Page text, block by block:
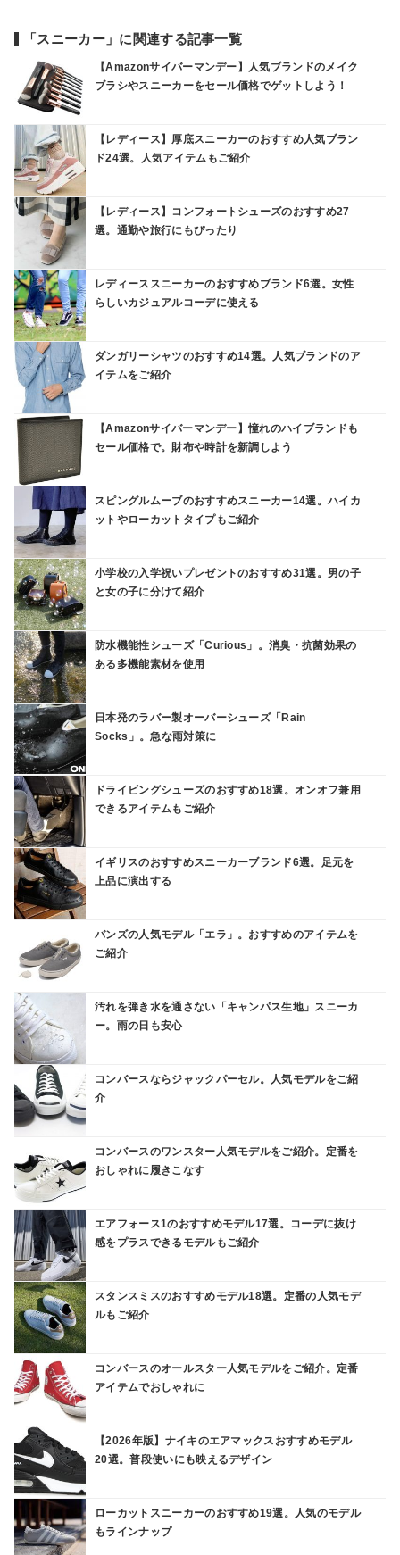
「スニーカー」に関連する記事一覧
【Amazonサイバーマンデー】人気ブランドのメイク
ブラシやスニーカーをセール価格でゲットしよう！
【レディース】厚底スニーカーのおすすめ人気ブラン
ド24選。人気アイテムもご紹介
【レディース】コンフォートシューズのおすすめ27
選。通勤や旅行にもぴったり
レディーススニーカーのおすすめブランド6選。女性
らしいカジュアルコーデに使える
ダンガリーシャツのおすすめ14選。人気ブランドのア
イテムをご紹介
【Amazonサイバーマンデー】憧れのハイブランドも
セール価格で。財布や時計を新調しよう
スピングルムーブのおすすめスニーカー14選。ハイカ
ットやローカットタイプもご紹介
小学校の入学祝いプレゼントのおすすめ31選。男の子
と女の子に分けて紹介
防水機能性シューズ「Curious」。消臭・抗菌効果の
ある多機能素材を使用
日本発のラバー製オーバーシューズ「Rain
Socks」。急な雨対策に
ドライビングシューズのおすすめ18選。オンオフ兼用
できるアイテムもご紹介
イギリスのおすすめスニーカーブランド6選。足元を
上品に演出する
バンズの人気モデル「エラ」。おすすめのアイテムを
ご紹介
汚れを弾き水を通さない「キャンパス生地」スニーカ
ー。雨の日も安心
コンバースならジャックパーセル。人気モデルをご紹
介
コンバースのワンスター人気モデルをご紹介。定番を
おしゃれに履きこなす
エアフォース1のおすすめモデル17選。コーデに抜け
感をプラスできるモデルもご紹介
スタンスミスのおすすめモデル18選。定番の人気モデ
ルもご紹介
コンバースのオールスター人気モデルをご紹介。定番
アイテムでおしゃれに
【2026年版】ナイキのエアマックスおすすめモデル
20選。普段使いにも映えるデザイン
ローカットスニーカーのおすすめ19選。人気のモデル
もラインナップ